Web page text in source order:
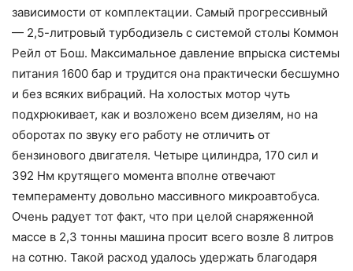
зависимости от комплектации. Самый прогрессивный
— 2,5-литровый турбодизель с системой столы Коммон
Рейл от Бош. Максимальное давление впрыска системы
питания 1600 бар и трудится она практически бесшумно
и без всяких вибраций. На холостых мотор чуть
подхрюкивает, как и возложено всем дизелям, но на
оборотах по звуку его работу не отличить от
бензинового двигателя. Четыре цилиндра, 170 сил и
392 Нм крутящего момента вполне отвечают
темпераменту довольно массивного микроавтобуса.
Очень радует тот факт, что при целой снаряженной
массе в 2,3 тонны машина просит всего возле 8 литров
на сотню. Такой расход удалось удержать благодаря